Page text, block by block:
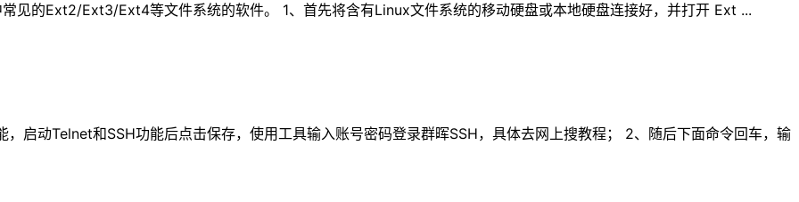
见的Ext2/Ext3/Ext4等文件系统的软件。 1、首先将含有Linux文件系统的移动硬盘或本地硬盘连接好，并打开 Ext ...
启动Telnet和SSH功能后点击保存，使用工具输入账号密码登录群晖SSH，具体去网上搜教程； 2、随后下面命令回车，输